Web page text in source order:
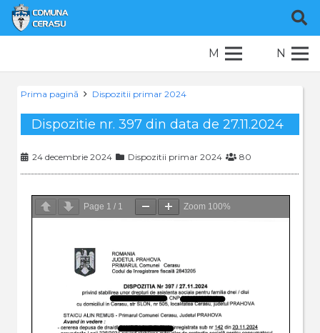
M N
Prima pagină Dispozitii primar 2024
Dispozitie nr. 397 din data de 27.11.2024
24 decembrie 2024 Dispozitii primar 2024 80
Page 1 / 1 Zoom 100%